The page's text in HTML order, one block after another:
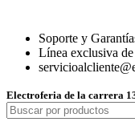
Soporte y
Línea exclusiva
Electroferia de la carrera